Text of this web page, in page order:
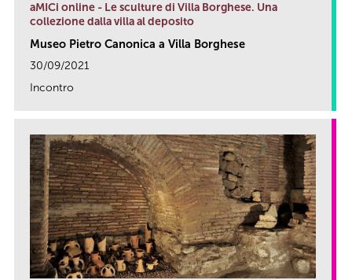
aMICi online - Le sculture di Villa Borghese. Una
collezione dalla villa al deposito
Museo Pietro Canonica a Villa Borghese
30/09/2021
Incontro